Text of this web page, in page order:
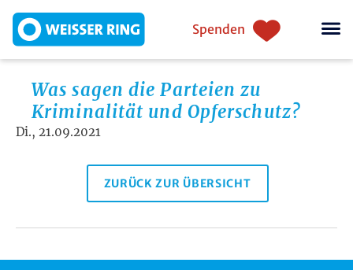
Spenden
Was sagen die Parteien zu
Kriminalität und Opferschutz?
Di., 21.09.2021
ZURÜCK ZUR ÜBERSICHT